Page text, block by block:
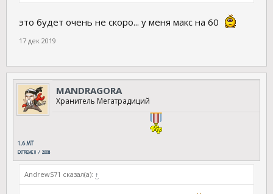
это будет очень не скоро... у меня макс на 60
17 дек 2019
MANDRAGORA
Хранитель Мегатрадиций
AndrewS71 сказал(а): ↑